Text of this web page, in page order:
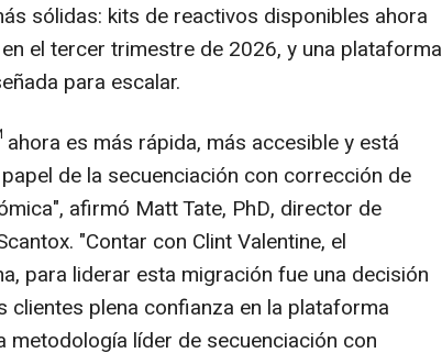
sólidas: kits de reactivos disponibles ahora
el tercer trimestre de 2026, y una plataforma
para escalar.
es más rápida, más accesible y está
de la secuenciación con corrección de
afirmó Matt Tate, PhD, director de
"Contar con Clint Valentine, el
para liderar esta migración fue una decisión
clientes plena confianza en la plataforma
líder de secuenciación con